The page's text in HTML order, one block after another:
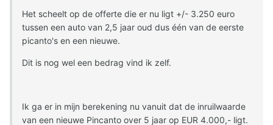
Het scheelt op de offerte die er nu ligt +/- 3.250 euro
tussen een auto van 2,5 jaar oud dus één van de eerste
picanto's en een nieuwe.
Dit is nog wel een bedrag vind ik zelf.
Ik ga er in mijn berekening nu vanuit dat de inruilwaarde
van een nieuwe Pincanto over 5 jaar op EUR 4.000,- ligt.